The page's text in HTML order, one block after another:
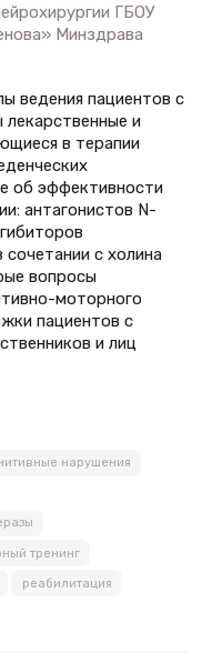
ГБОУ
Минздрава
ведения пациентов с
и
в терапии
об эффективности
антагонистов N-
с холина
вопросы
моторного
пациентов с
и лиц
нарушения
тренинг
реабилитация